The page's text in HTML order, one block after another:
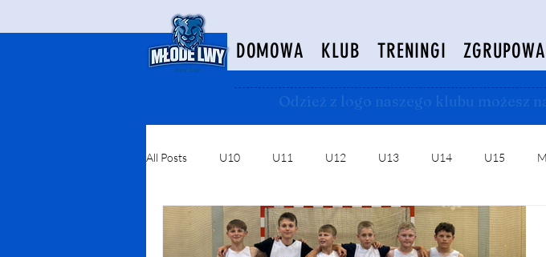
DOMOWA KLUB TRENINGI
Odzież z logo naszego klubu możesz
All Posts U10 U11 U12 U13 U14 U15